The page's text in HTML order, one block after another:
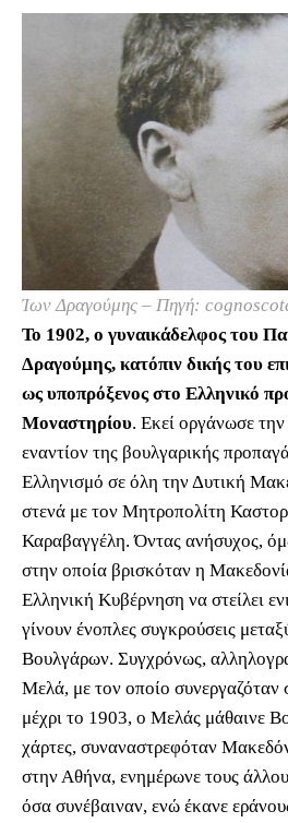
Ίων Δραγούμης – Πηγή:
Το 1902, ο γυναικάδελφος του
Δραγούμης, κατόπιν δικής του
ως υποπρόξενος στο Ελληνικό
Μοναστηρίου. Εκεί οργάνωσε
εναντίον της βουλγαρικής
Ελληνισμό σε όλη την Δυτική
στενά με τον Μητροπολίτη
Καραβαγγέλη. Όντας ανήσυχος,
στην οποία βρισκόταν η
Ελληνική Κυβέρνηση να στείλει
γίνουν ένοπλες συγκρούσεις
Βουλγάρων. Συγχρόνως,
Μελά, με τον οποίο
μέχρι το 1903, ο Μελάς μάθαινε
χάρτες, συναναστρεφόταν
στην Αθήνα, ενημέρωνε τους
όσα συνέβαιναν, ενώ έκανε